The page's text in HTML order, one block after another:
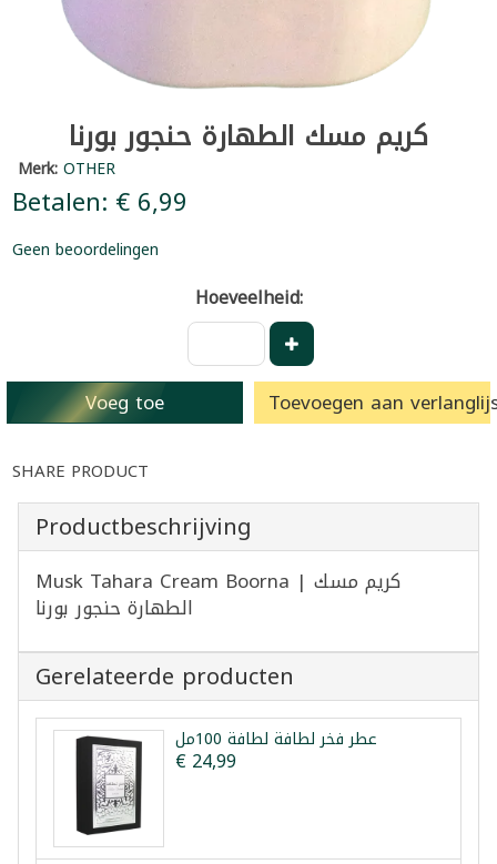
كريم مسك الطهارة حنجور بورنا
Merk:OTHER
Betalen: € 6,99
Geen beoordelingen
Hoeveelheid:
Voeg toe Toevoegen aan
SHARE PRODUCT
Productbeschrijving
Musk Tahara Cream Boorna | كريم مسك
الطهارة حنجور بورنا
Gerelateerde producten
عطر فخر لطافة لطافة 100مل
€ 24,99